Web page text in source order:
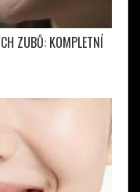
ZUBŮ: KOMPLETNÍ